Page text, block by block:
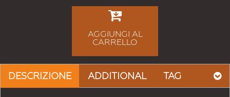
AGGIUNGI AL
CARRELLO
DESCRIZIONE ADDITIONAL TAG